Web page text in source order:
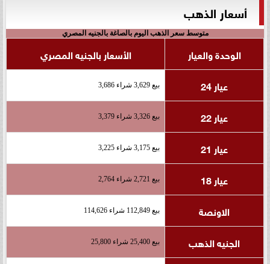
أسعار الذهب
متوسط سعر الذهب اليوم بالصاغة بالجنيه المصري
الوحدة والعيار
الأسعار بالجنيه المصري
عيار 24
بيع 3,629 شراء 3,686
عيار 22 بيع 3,326 شراء 3,379
عيار 21 بيع 3,175 شراء 3,225
عيار 18 بيع 2,721 شراء 2,764
الاونصة بيع 112,849 شراء 114,626
الجنيه الذهب بيع 25,400 شراء 25,800